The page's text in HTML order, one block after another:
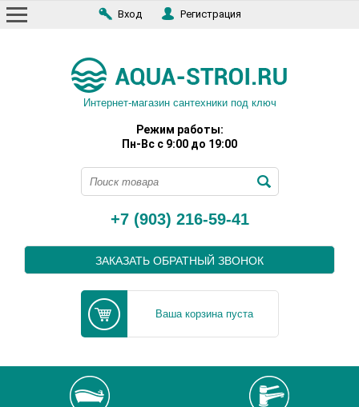
Вход Регистрация
Интернет-магазин сантехники под ключ
Режим работы:
Пн-Вс с 9:00 до 19:00
+7 (903) 216-59-41
ЗАКАЗАТЬ ОБРАТНЫЙ ЗВОНОК
Ваша корзина пуста